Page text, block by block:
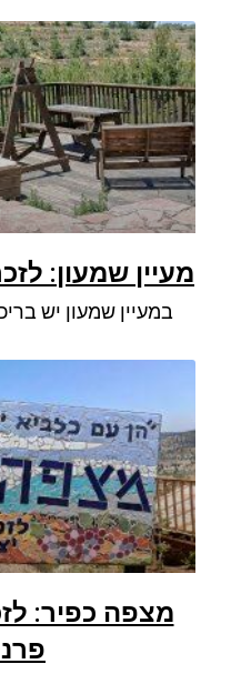
מעיין שמעון:
במעיין שמעון יש
מצפה כפיר: